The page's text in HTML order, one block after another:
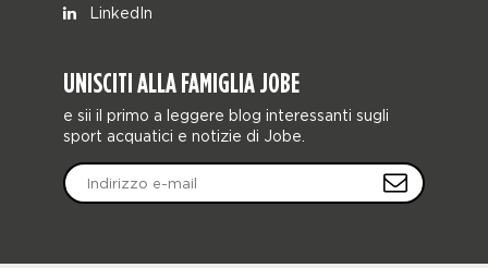
LinkedIn
UNISCITI ALLA FAMIGLIA JOBE
e sii il primo a leggere blog interessanti sugli
sport acquatici e notizie di Jobe.